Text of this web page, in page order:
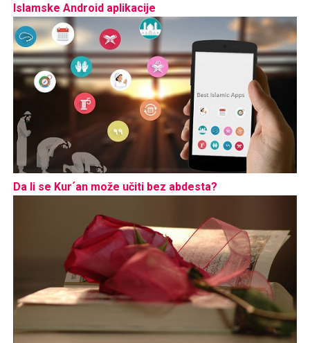
Islamske Android aplikacije
Da li se Kur´an može učiti bez abdesta?